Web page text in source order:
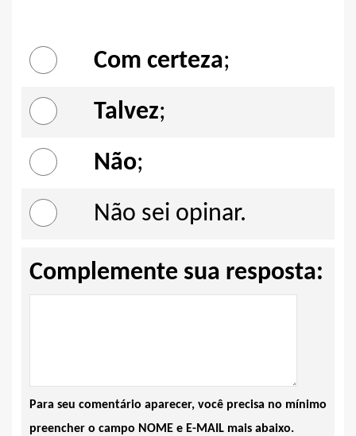
Com certeza;
Talvez;
Não;
Não sei opinar.
Complemente sua resposta:
Para seu comentário aparecer, você precisa no mínimo
preencher o campo NOME e E-MAIL mais abaixo.